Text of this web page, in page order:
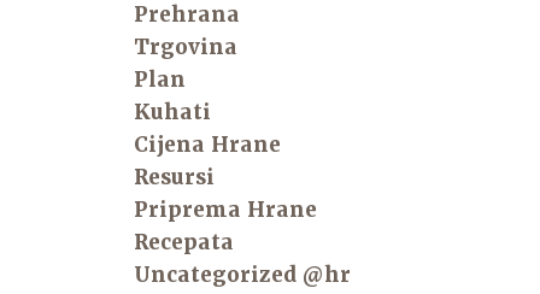
Prehrana
Trgovina
Plan
Kuhati
Cijena Hrane
Resursi
Priprema Hrane
Recepata
Uncategorized @hr